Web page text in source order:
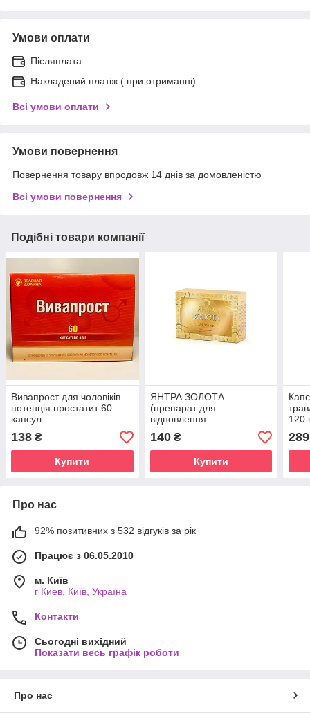
Умови оплати
Післяплата
Накладений платіж ( при отриманні)
Всі умови оплати
Умови повернення
Повернення товару впродовж 14 днів за домовленістю
Всі умови повернення
Подібні товари компанії
Вивапрост для чоловіків
потенція простатит 60
капсул
138 ₴
Купити
ЯНТРА ЗОЛОТА
(препарат для
відновлення
гормонального балансу у
жінок)
140₴
Купити
120
289
Про нас
92% позитивних з 532 відгуків за рік
Працює з 06.05.2010
м. Київ
г Киев, Київ, Україна
Контакти
Сьогодні вихідний
Показати весь графік роботи
Про нас